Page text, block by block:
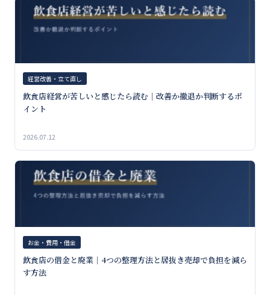
経営改善・立て直し
飲食店経営が苦しいと感じたら読む｜改善か撤退か判断するポ
イント
2026.07.12
お金・費用・借金
飲食店の借金と廃業｜4つの整理方法と居抜き売却で負担を減ら
す方法